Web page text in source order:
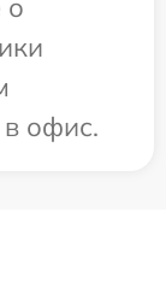
о
офис.